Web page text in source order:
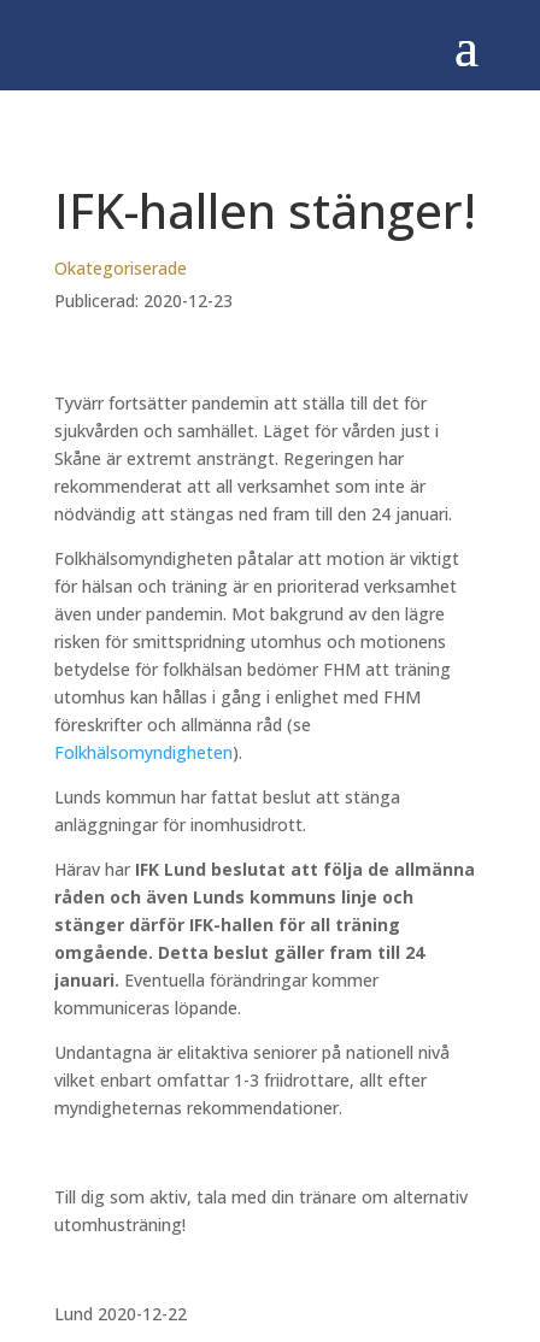
IFK-hallen stänger!
Okategoriserade
Publicerad: 2020-12-23
Tyvärr fortsätter pandemin att ställa till det för
sjukvården och samhället. Läget för vården just i
Skåne är extremt ansträngt. Regeringen har
rekommenderat att all verksamhet som inte är
nödvändig att stängas ned fram till den 24 januari.
Folkhälsomyndigheten påtalar att motion är viktigt
för hälsan och träning är en prioriterad verksamhet
även under pandemin. Mot bakgrund av den lägre
risken för smittspridning utomhus och motionens
betydelse för folkhälsan bedömer FHM att träning
utomhus kan hållas i gång i enlighet med FHM
föreskrifter och allmänna råd (se
Folkhälsomyndigheten).
Lunds kommun har fattat beslut att stänga
anläggningar för inomhusidrott.
Härav har IFK Lund beslutat att följa de allmänna
råden och även Lunds kommuns linje och
stänger därför IFK-hallen för all träning
omgående. Detta beslut gäller fram till 24
januari. Eventuella förändringar kommer
kommuniceras löpande.
Undantagna är elitaktiva seniorer på nationell nivå
vilket enbart omfattar 1-3 friidrottare, allt efter
myndigheternas rekommendationer.
Till dig som aktiv, tala med din tränare om alternativ
utomhusträning!
Lund 2020-12-22